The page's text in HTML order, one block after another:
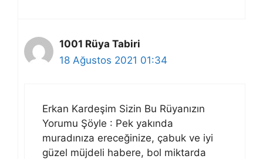
1001 Rüya Tabiri
18 Ağustos 2021 01:34
Erkan Kardeşim Sizin Bu Rüyanızın
Yorumu Şöyle : Pek yakında
muradınıza ereceğinize, çabuk ve iyi
güzel müjdeli habere, bol miktarda